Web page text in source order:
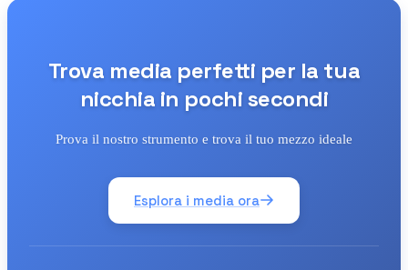
Trova media perfetti per la tua
nicchia in pochi secondi
Prova il nostro strumento e trova il tuo mezzo ideale
Esplora i media ora